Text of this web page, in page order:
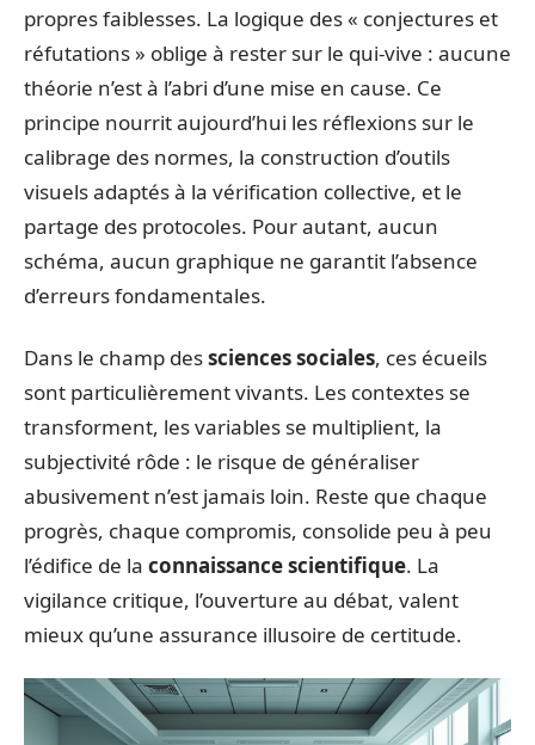
propres faiblesses. La logique des « conjectures et
réfutations » oblige à rester sur le qui-vive : aucune
théorie n’est à l’abri d’une mise en cause. Ce
principe nourrit aujourd’hui les réflexions sur le
calibrage des normes, la construction d’outils
visuels adaptés à la vérification collective, et le
partage des protocoles. Pour autant, aucun
schéma, aucun graphique ne garantit l’absence
d’erreurs fondamentales.
Dans le champ dessciences sociales, ces écueils
sont particulièrement vivants. Les contextes se
transforment, les variables se multiplient, la
subjectivité rôde : le risque de généraliser
abusivement n’est jamais loin. Reste que chaque
progrès, chaque compromis, consolide peu à peu
l’édifice de la connaissance scientifique. La
vigilance critique, l’ouverture au débat, valent
mieux qu’une assurance illusoire de certitude.